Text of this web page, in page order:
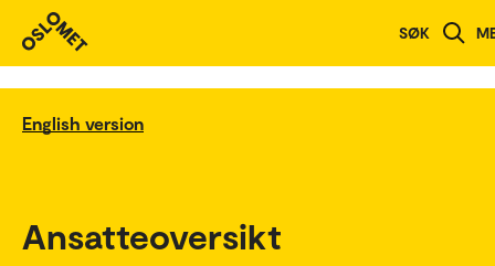
SØK
English version
Ansatteoversikt